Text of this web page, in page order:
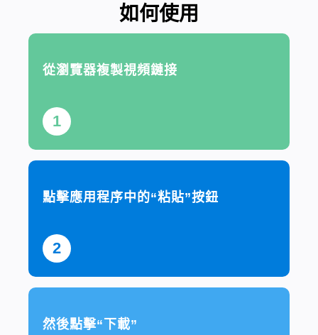
如何使用
1
從瀏覽器複製視頻鏈接
2
點擊應用程序中的“粘貼”按鈕
然後點擊“下載”